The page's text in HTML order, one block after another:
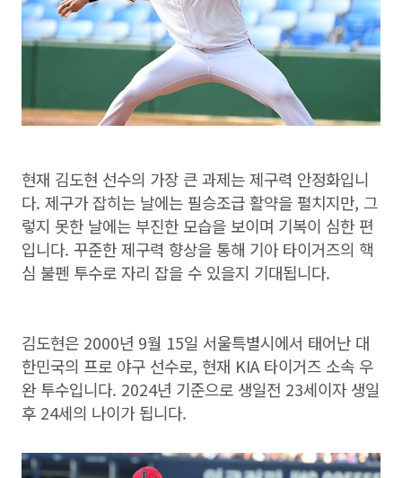
현재 김도현 선수의 가장 큰 과제는 제구력 안정화입니
다. 제구가 잡히는 날에는 필승조급 활약을 펼치지만, 그
렇지 못한 날에는 부진한 모습을 보이며 기복이 심한 편
입니다. 꾸준한 제구력 향상을 통해 기아 타이거즈의 핵
심 불펜 투수로 자리 잡을 수 있을지 기대됩니다.
김도현은 2000년 9월 15일 서울특별시에서 태어난 대
한민국의 프로 야구 선수로, 현재 KIA 타이거즈 소속 우
완 투수입니다. 2024년 기준으로 생일전 23세이자 생일
후 24세의 나이가 됩니다.